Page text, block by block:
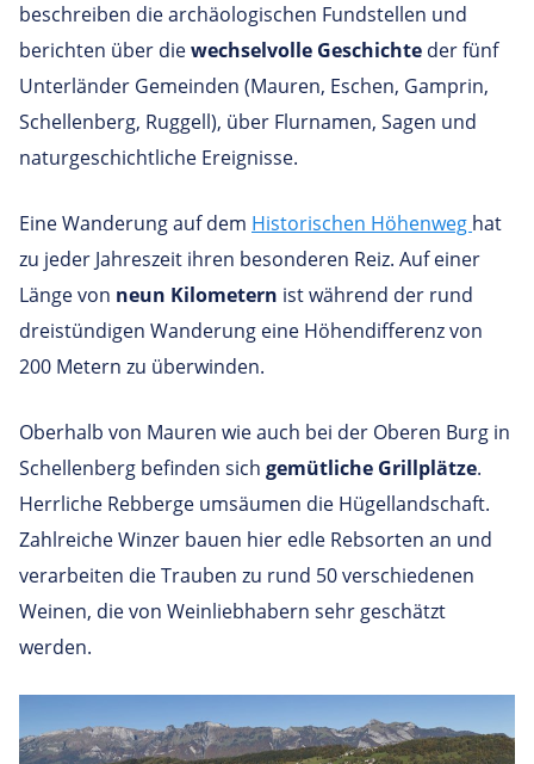
beschreiben die archäologischen Fundstellen und
berichten über diewechselvolle Geschichte der fünf
Unterländer Gemeinden (Mauren, Eschen, Gamprin,
Schellenberg, Ruggell), über Flurnamen, Sagen und
naturgeschichtliche Ereignisse.
Eine Wanderung auf dem Historischen Höhenweg hat
zu jeder Jahreszeit ihren besonderen Reiz. Auf einer
Länge von neun Kilometern ist während der rund
dreistündigen Wanderung eine Höhendifferenz von
200 Metern zu überwinden.
Oberhalb von Mauren wie auch bei der Oberen Burg in
Schellenberg befinden sich gemütliche Grillplätze.
Herrliche Rebberge umsäumen die Hügellandschaft.
Zahlreiche Winzer bauen hier edle Rebsorten an und
verarbeiten die Trauben zu rund 50 verschiedenen
Weinen, die von Weinliebhabern sehr geschätzt
werden.